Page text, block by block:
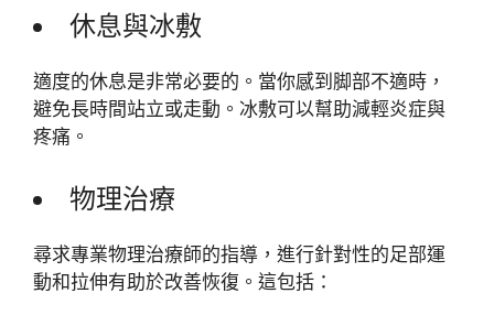
休息與冰敷
適度的休息是非常必要的。當你感到脚部不適時，
避免長時間站立或走動。冰敷可以幫助減輕炎症與
疼痛。
物理治療
尋求專業物理治療師的指導，進行針對性的足部運
動和拉伸有助於改善恢復。這包括：